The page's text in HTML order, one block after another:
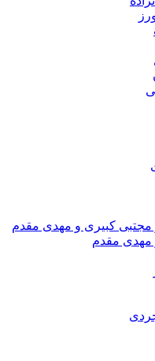
مجتبی کبیری و مهدى مقدم
مهدی مقدم